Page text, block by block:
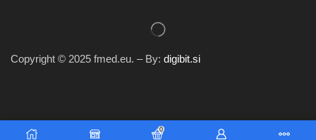
0
Copyright © 2025 fmed.eu. – By: digibit.si